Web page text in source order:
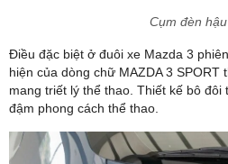
Cụm đèn
Điều đặc biệt ở đuôi xe Mazda 3
hiện của dòng chữ MAZDA 3 SPORT
mang triết lý thể thao. Thiết kế bô đôi
đậm phong cách thể thao.